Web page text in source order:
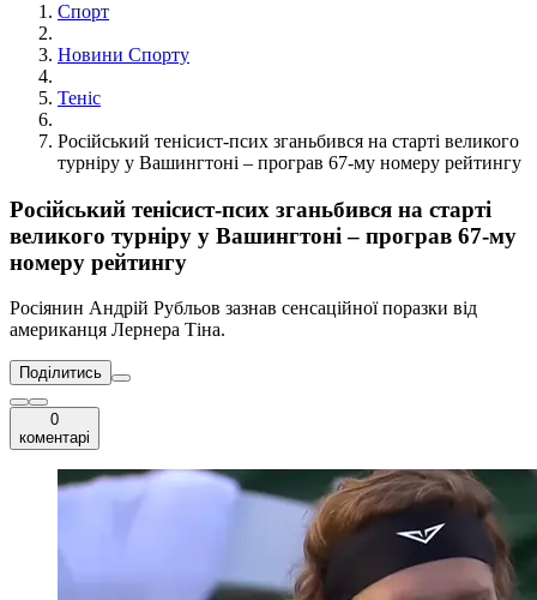
Спорт
Новини Спорту
Теніс
Російський тенісист-псих зганьбився на старті великого
турніру у Вашингтоні – програв 67-му номеру рейтингу
Російський тенісист-псих зганьбився на старті
великого турніру у Вашингтоні – програв 67-му
номеру рейтингу
Росіянин Андрій Рубльов зазнав сенсаційної поразки від
американця Лернера Тіна.
Поділитись
0
коментарі